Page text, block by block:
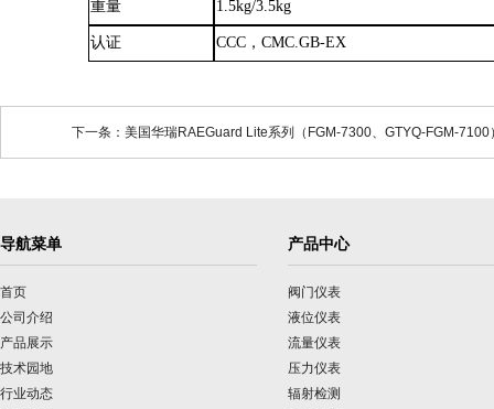
重量 1.5kg/3.5kg
认证 CCC，CMC.GB-EX
下一条：美国华瑞RAEGuard Lite系列（FGM-7300、GTYQ-FGM-
导航菜单
首页
公司介绍
产品展示
技术园地
行业动态
产品中心
阀门仪表
液位仪表
流量仪表
压力仪表
辐射检测